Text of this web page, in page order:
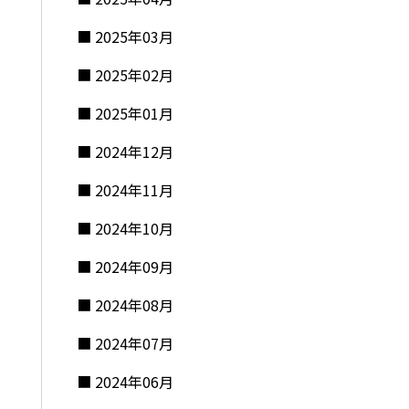
2025年03月
2025年02月
2025年01月
2024年12月
2024年11月
2024年10月
2024年09月
2024年08月
2024年07月
2024年06月